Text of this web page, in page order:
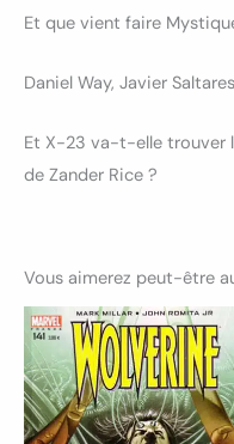
Et que vient faire
Daniel Way, Javier
Et X-23 va-t-elle trouver
de Zander Rice ?
Vous aimerez peut-être